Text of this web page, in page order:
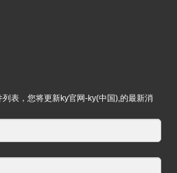
表，您将更新ky官网-ky(中国),的最新消